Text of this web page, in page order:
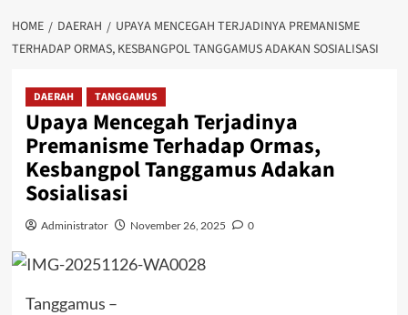
HOME DAERAH
UPAYA MENCEGAH TERJADINYA PREMANISME
TERHADAP ORMAS, KESBANGPOL TANGGAMUS ADAKAN SOSIALISASI
DAERAH TANGGAMUS
Upaya Mencegah Terjadinya
Premanisme Terhadap Ormas,
Kesbangpol Tanggamus Adakan
Sosialisasi
Administrator November 26, 2025 0
Tanggamus –